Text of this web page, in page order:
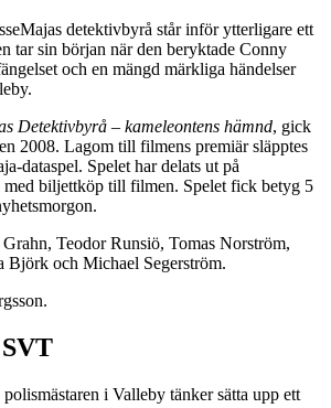
detektivbyrå står inför ytterligare ett
tar sin början när den beryktade Conny
och en mängd märkliga händelser
Detektivbyrå – kameleontens hämnd, gick
2008. Lagom till filmens premiär släpptes
dataspel. Spelet har delats ut på
med biljettköp till filmen. Spelet fick betyg 5
Teodor Runsiö, Tomas Norström,
Björk och Michael Segerström.
i Valleby tänker sätta upp ett